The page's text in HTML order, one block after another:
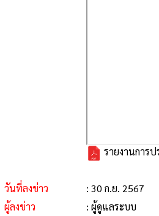
รายงานการ
วันที่ลงข่าว
: 30 ก.ย. 2567
ผู้ลงข่าว
: ผู้ดูแลระบบ